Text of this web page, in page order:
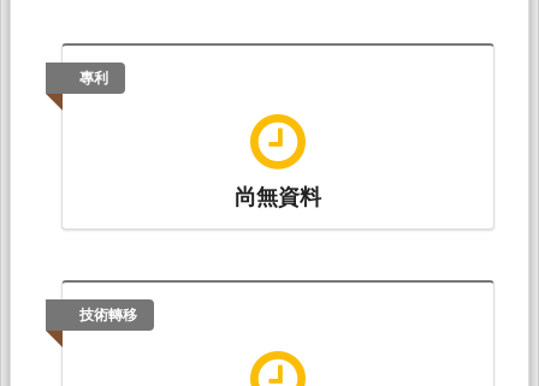
專利
尚無資料
技術轉移